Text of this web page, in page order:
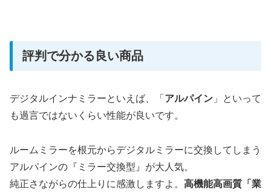
評判で分かる良い商品
デジタルインナミラーといえば、「 アルパイン 」といって
も過言ではないくらい性能が良いです。
ルームミラーを根元からデジタルミラーに交換してしまう
アルパインの『ミラー交換型』が大人気。
純正さながらの仕上りに感激しますよ。 高機能高画質「業